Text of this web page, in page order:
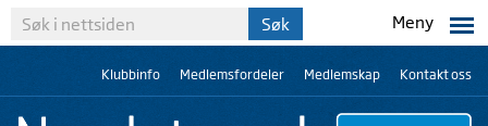
Meny
Klubbinfo Medlemsfordeler Medlemskap Kontakt oss